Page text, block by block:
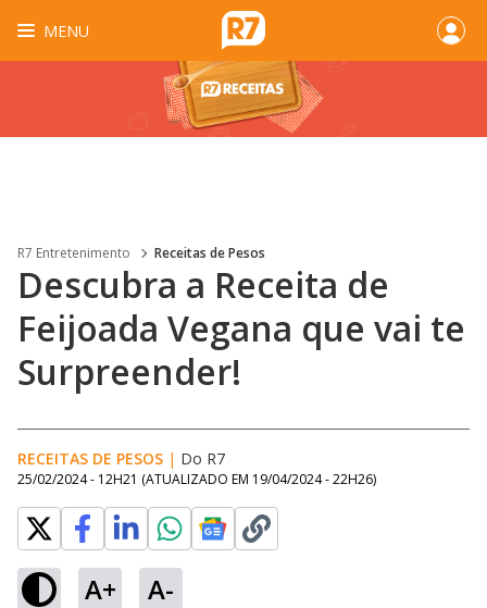
MENU
R7 Entretenimento Receitas de Pesos
Descubra a Receita de
Feijoada Vegana que vai te
Surpreender!
RECEITAS DE PESOS | Do R7
25/02/2024 - 12H21 (ATUALIZADO EM 19/04/2024 - 22H26)
A+ A-